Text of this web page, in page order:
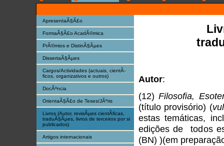
ApresentaÃ§Ã£o
FormaÃ§Ã£o AcadÃ©mica
PrÃ©mios e DistinÃ§Ãµes
DissertaÃ§Ãµes
Cargos/Actividades (actuais, cientÃ­
ficos, organizativos e outros)
DocÃªncia
OrientaÃ§Ã£o de Teses/JÃºris
Livros (Autor, revisÃµes cientÃ­ficas,
traduÃ§Ãµes, livros de terceiros por si
publicados)
Artigos internacionais
Autor:
(12)Filosofia,
(título provisório) (
estas temáticas,
edições de todos
(BN) )(em